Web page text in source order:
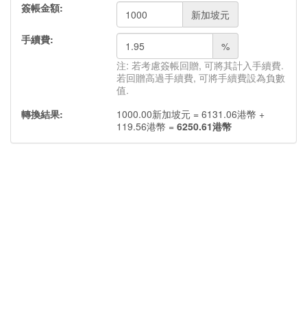
簽帳金額:
新加坡元
手續費:
%
注: 若考慮簽帳回贈, 可將其計入手續費.
若回贈高過手續費, 可將手續費設為負數
值.
轉換結果:
1000.00新加坡元 = 6131.06港幣 +
119.56港幣 = 6250.61港幣